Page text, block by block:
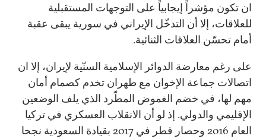
ان تكون مؤشراً إيجابياً على التوجهات المستقبلية
للعلاقات، إلا أن التدخّل الإيراني في سورية يبقى عقبة
أمام تحسّن العلاقات الثنائية.
على رغم معارضة الدوائر الإسلامية السنّية لإيران، إلا ان
اتصالات جماعة الإخوان مع طهران تخدم كصمام أمان
مهم لها، في خضم الغموض المطّرد الذي يلف الوضعين
الإقليمي والدولي. إذ لو أن الانقلاب العسكري في تركيا
العام 2016 وحصار قطر في 2017 بقيادة السعودية نجحا